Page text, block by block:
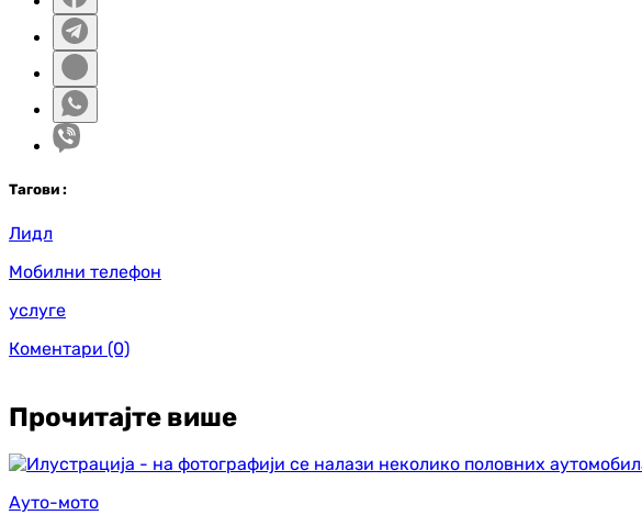
Тагови :
Лидл
Мобилни телефон
услуге
Коментари (0)
Прочитајте више
Ауто-мото